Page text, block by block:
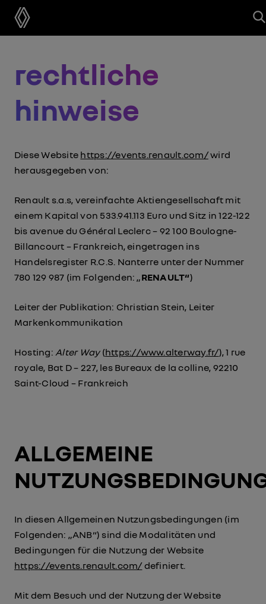
rechtliche
hinweise
Diese Website https://events.renault.com/wird
herausgegeben von:
Renault s.a.s, vereinfachte Aktiengesellschaft mit
einem Kapital von 533.941.113 Euro und Sitz in 122-122
bis avenue du Général Leclerc – 92 100 Boulogne-
Billancourt – Frankreich, eingetragen ins
Handelsregister R.C.S. Nanterre unter der Nummer
780 129 987 (im Folgenden: „RENAULT“)
Leiter der Publikation: Christian Stein, Leiter
Markenkommunikation
Hosting:Alter Way(https://www.alterway.fr/), 1 rue
royale, Bat D – 227, les Bureaux de la colline, 92210
Saint-Cloud – Frankreich
ALLGEMEINE
In diesen Allgemeinen Nutzungsbedingungen (im
Folgenden: „ANB“) sind die Modalitäten und
Bedingungen für die Nutzung der Website
https://events.renault.com/definiert.
Mit dem Besuch und der Nutzung der Website